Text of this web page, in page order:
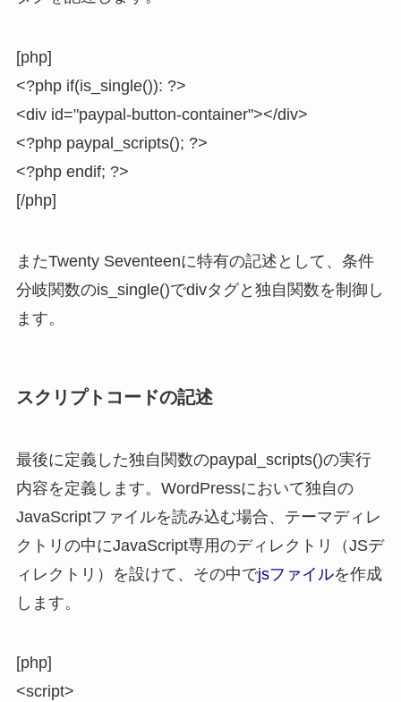
[php]
<?php if(is_single()): ?>
<div id="paypal-button-container"></div>
<?php paypal_scripts(); ?>
<?php endif; ?>
[/php]
またTwenty Seventeenに特有の記述として、条件
分岐関数のis_single()でdivタグと独自関数を制御し
ます。
スクリプトコードの記述
最後に定義した独自関数のpaypal_scripts()の実行
内容を定義します。WordPressにおいて独自の
JavaScriptファイルを読み込む場合、テーマディレ
クトリの中にJavaScript専用のディレクトリ（JSデ
ィレクトリ）を設けて、その中でjsファイルを作成
します。
[php]
<script>